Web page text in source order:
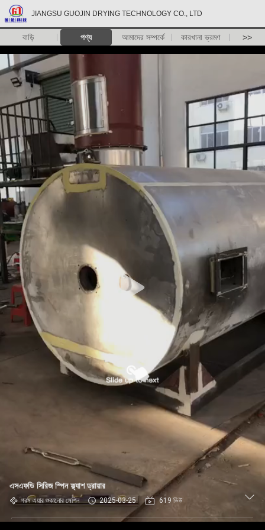
JIANGSU GUOJIN DRYING TECHNOLOGY CO., LTD
বাড়ি পণ্য আমাদের সম্পর্কে কারখানা ভ্রমণ >>
এসএফডি সিরিজ স্পিন ফ্ল্যাশ ড্রায়ার
গরম এয়ার শুকানোর মেশিন 2025-03-25 619 ভিউ